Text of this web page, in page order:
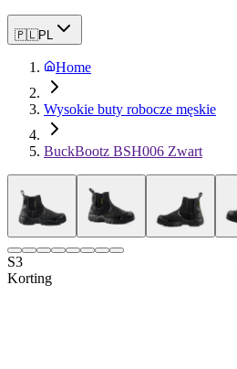
🇵🇱PL
Home
Wysokie buty robocze męskie
BuckBootz BSH006 Zwart
S3
Korting